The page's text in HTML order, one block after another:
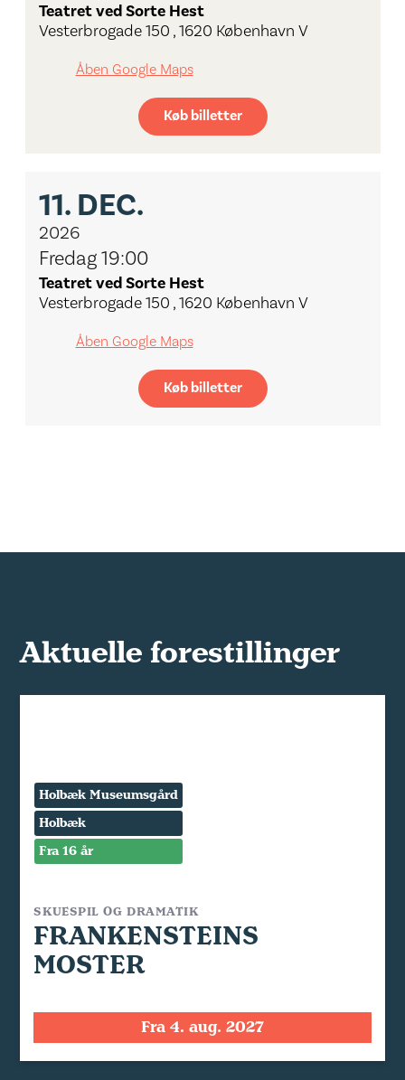
Teatret ved Sorte Hest
Vesterbrogade 150 , 1620 København V
Åben Google Maps
Køb billetter
11. DEC.
2026
Fredag 19:00
Teatret ved Sorte Hest
Vesterbrogade 150 , 1620 København V
Åben Google Maps
Køb billetter
Aktuelle forestillinger
Holbæk Museumsgård
Holbæk
Fra 16 år
SKUESPIL OG DRAMATIK
FRANKENSTEINS
MOSTER
Fra 4. aug. 2027